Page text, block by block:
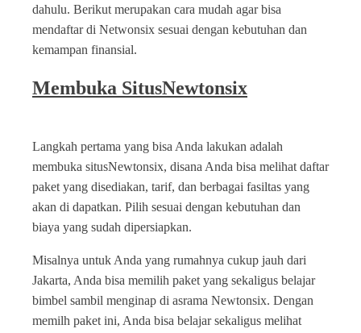
dahulu. Berikut merupakan cara mudah agar bisa
mendaftar di Netwonsix sesuai dengan kebutuhan dan
kemampan finansial.
Membuka SitusNewtonsix
Langkah pertama yang bisa Anda lakukan adalah
membuka situsNewtonsix, disana Anda bisa melihat daftar
paket yang disediakan, tarif, dan berbagai fasiltas yang
akan di dapatkan. Pilih sesuai dengan kebutuhan dan
biaya yang sudah dipersiapkan.
Misalnya untuk Anda yang rumahnya cukup jauh dari
Jakarta, Anda bisa memilih paket yang sekaligus belajar
bimbel sambil menginap di asrama Newtonsix. Dengan
memilh paket ini, Anda bisa belajar sekaligus melihat